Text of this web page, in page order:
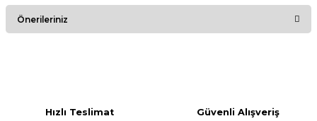
Bu ürüne ilk yorumu siz yapın!
Önerileriniz
Hızlı Teslimat
Güvenli Alışveriş